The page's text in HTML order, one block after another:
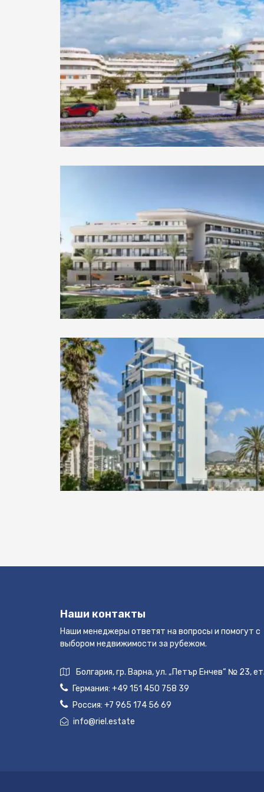
Наши контакты
Наши менеджеры ответят на вопросы и помогут с
выбором недвижимости за рубежом.
Болгария, гр. Варна, ул. „Петър Енчев“ № 23,
Германия: +49 151 450 758 39
Россия: +7 965 174 56 69
info@riel.estate